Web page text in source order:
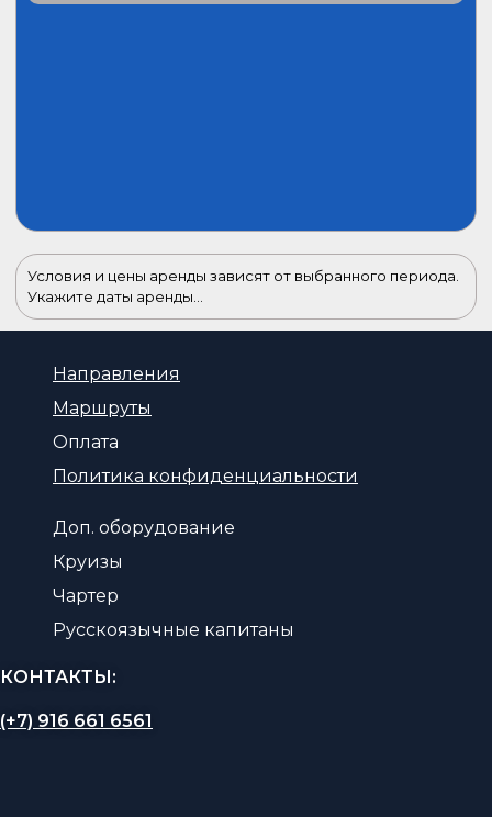
Условия и цены аренды зависят от выбранного периода.
Укажите даты аренды...
Направления
Маршруты
Оплата
Политика конфиденциальности
Доп. оборудование
Круизы
Чартер
Русскоязычные капитаны
КОНТАКТЫ:
(+7) 916 661 6561